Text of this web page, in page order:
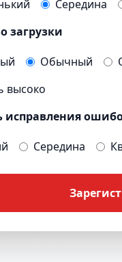
Середина
загрузки
Обычный
высоко
исправления
Середина